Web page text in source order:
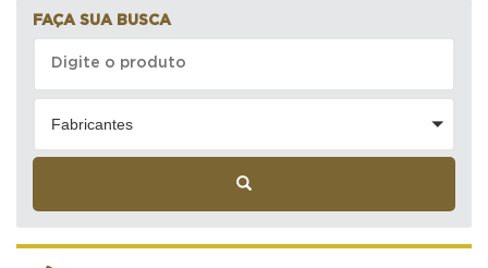
FAÇA SUA BUSCA
Fabricantes